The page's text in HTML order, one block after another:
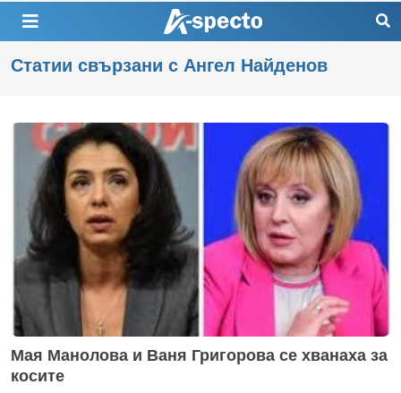
Статии свързани с Ангел Найденов
Мая Манолова и Ваня Григорова се хванаха за
косите